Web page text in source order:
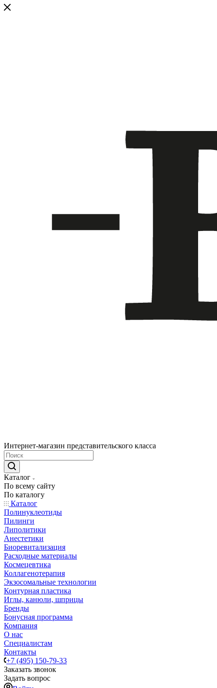
Интернет-магазин представительского класса
Каталог
По всему сайту
По каталогу
Каталог
Полинуклеотиды
Пилинги
Липолитики
Анестетики
Биоревитализация
Расходные материалы
Космецевтика
Коллагенотерапия
Экзосомальные технологии
Контурная пластика
Иглы, канюли, шприцы
Бренды
Бонусная программа
Компания
О нас
Специалистам
Контакты
+7 (495) 150-79-33
Заказать звонок
Задать вопрос